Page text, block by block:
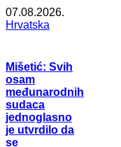
07.08.2026.
Hrvatska
Mišetić: Svih
osam
međunarodnih
sudaca
jednoglasno
je utvrdilo da
se